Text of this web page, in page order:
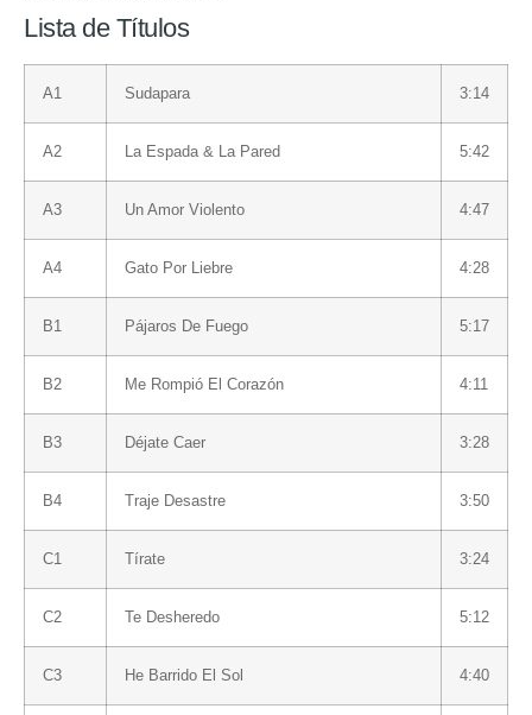
Lista de Títulos
A1 Sudapara 3:14
A2 La Espada & La Pared 5:42
A3 Un Amor Violento 4:47
A4 Gato Por Liebre 4:28
B1 Pájaros De Fuego 5:17
B2 Me Rompió El Corazón 4:11
B3 Déjate Caer 3:28
B4 Traje Desastre 3:50
C1 Tírate 3:24
C2 Te Desheredo 5:12
C3 He Barrido El Sol 4:40